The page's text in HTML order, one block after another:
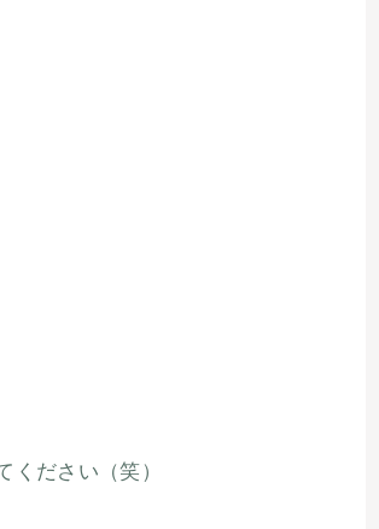
ださい（笑）